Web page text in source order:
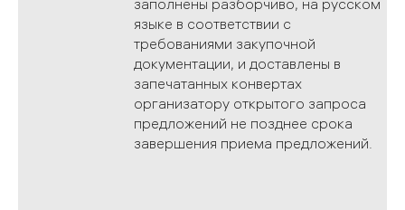
заполнены разборчиво, на русском
языке в соответствии с
требованиями закупочной
документации, и доставлены в
запечатанных конвертах
организатору открытого запроса
предложений не позднее срока
завершения приема предложений.